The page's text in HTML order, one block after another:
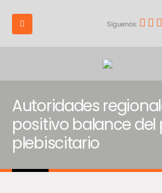
Síguenos:
Autoridades
positivo balance del
plebiscitario